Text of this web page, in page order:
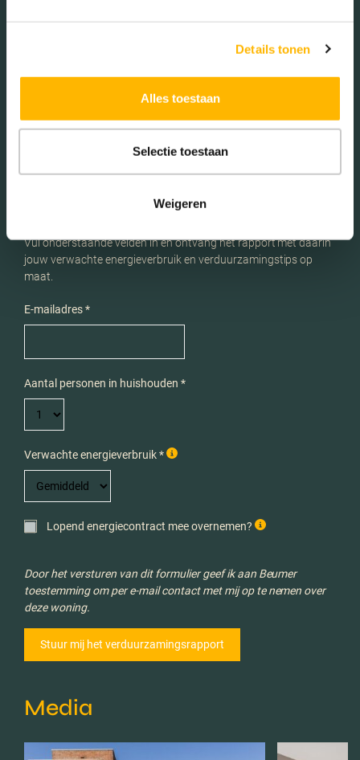
Details tonen
Alles toestaan
Selectie toestaan
Weigeren
Energieverbruik en
verduurzamingstips
Vul onderstaande velden in en ontvang het rapport met daarin
jouw verwachte energieverbruik en verduurzamingstips op
maat.
E-mailadres *
Aantal personen in huishouden *
Verwachte energieverbruik *
Lopend energiecontract mee overnemen?
Door het versturen van dit formulier geef ik aan Beumer
toestemming om per e-mail contact met mij op te nemen over
deze woning.
Media